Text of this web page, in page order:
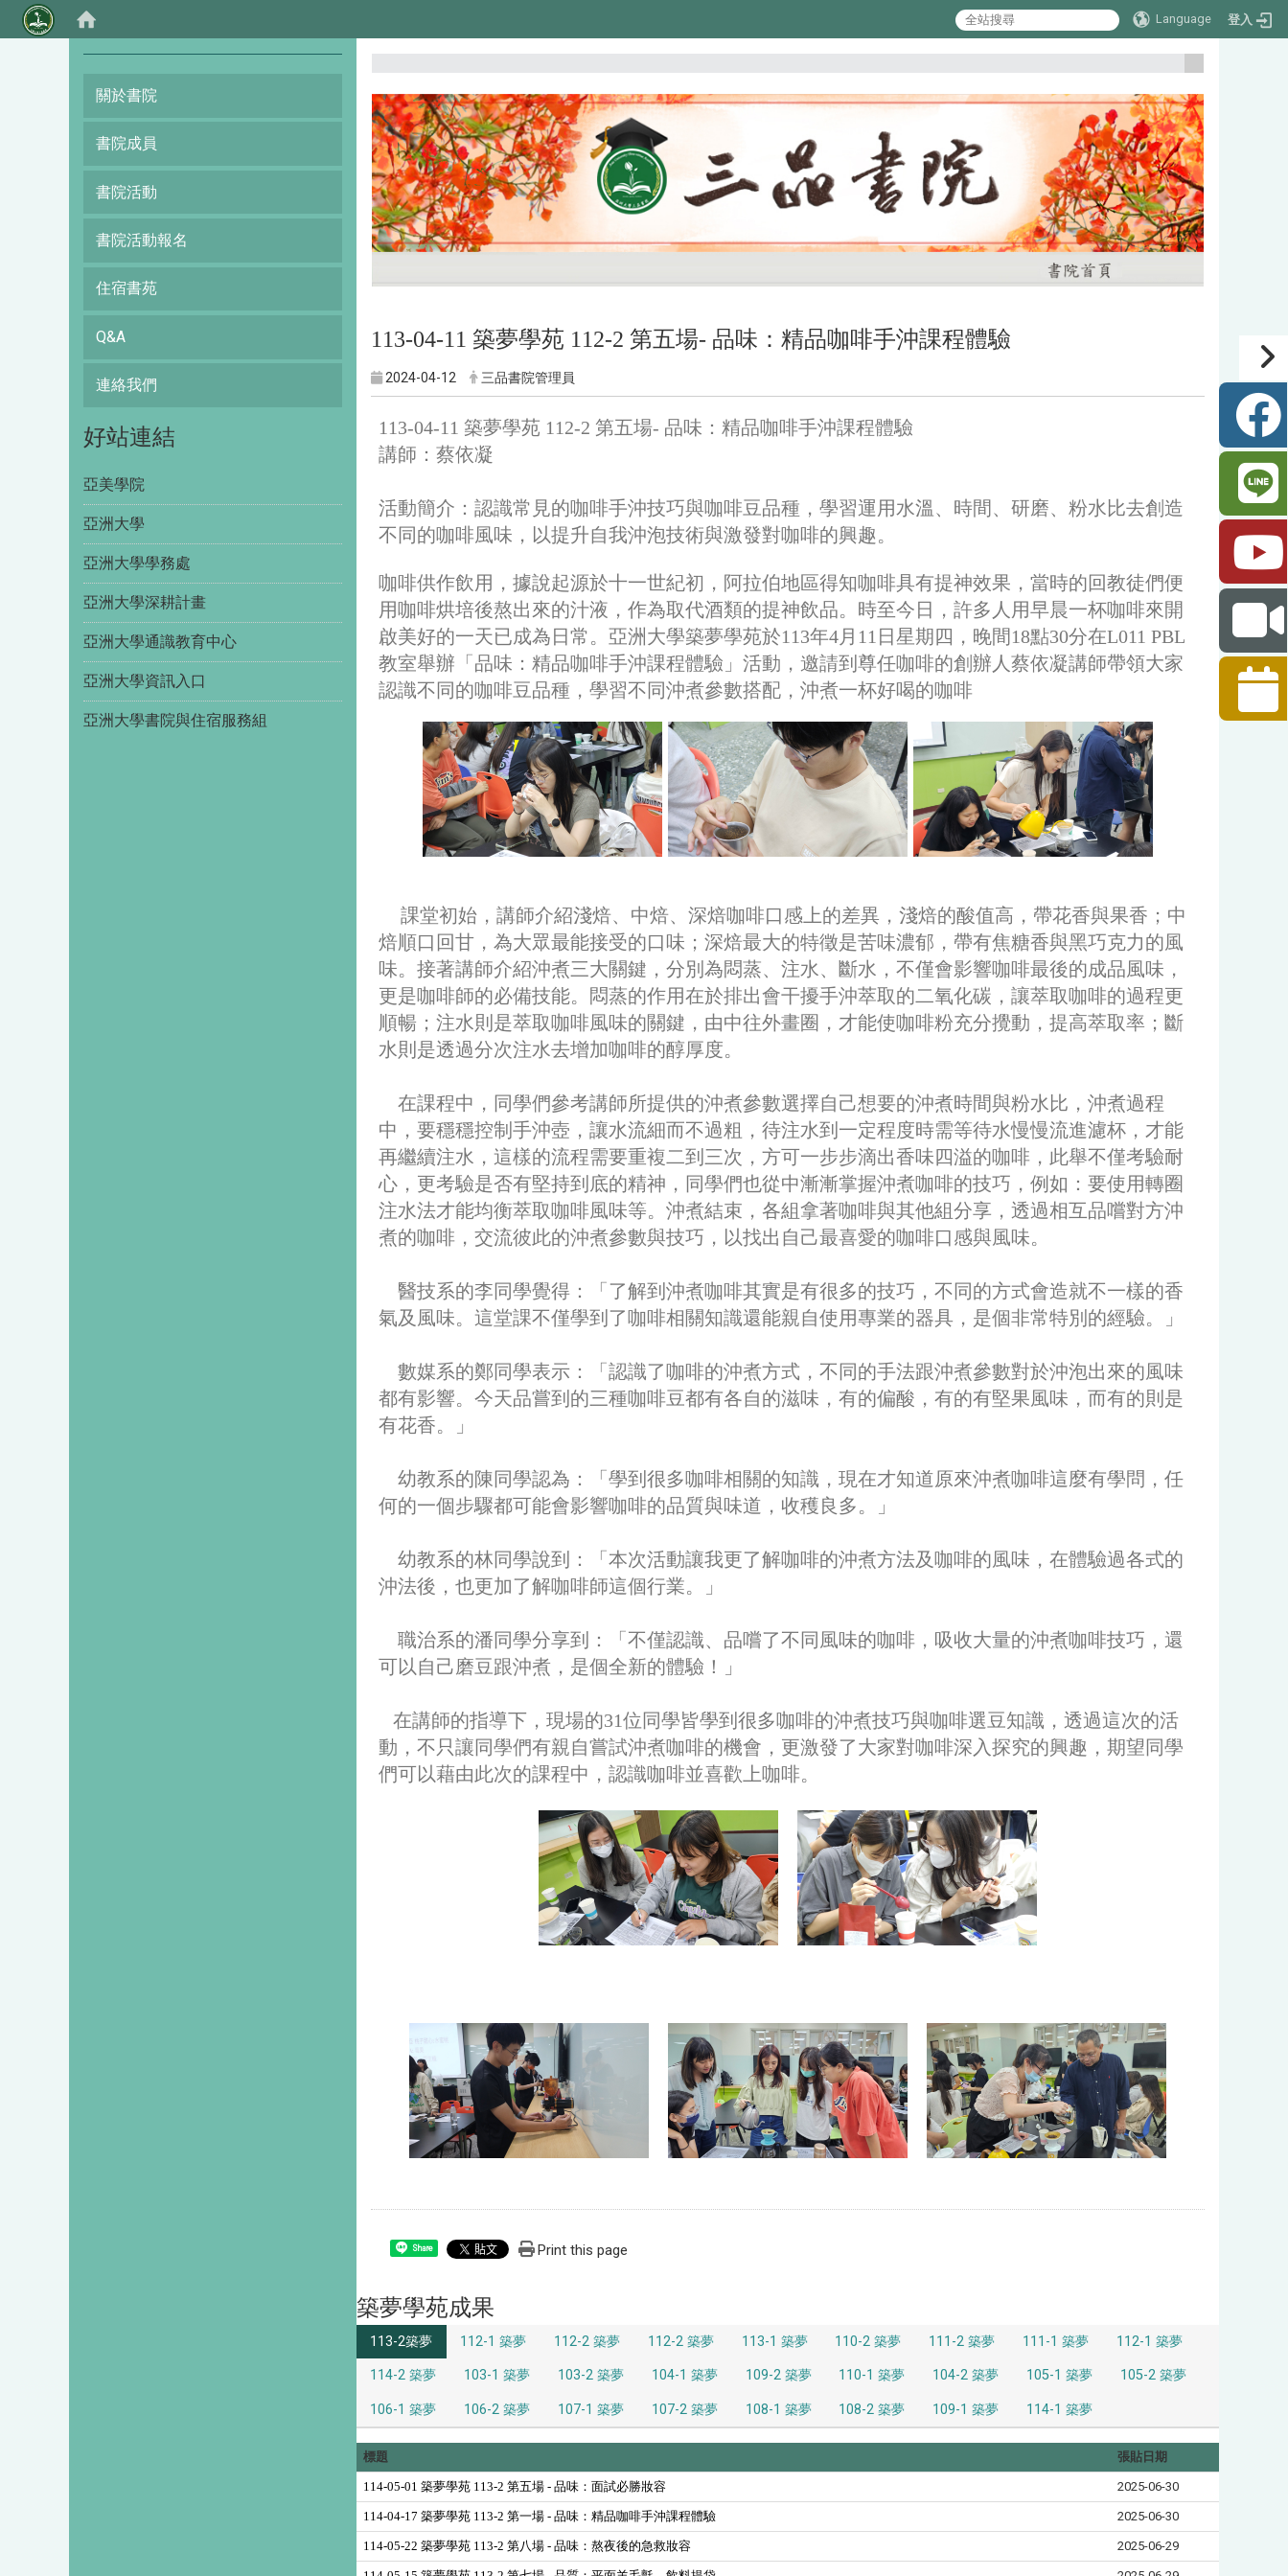
Language 登入
:::
關於書院
書院成員
書院活動
書院活動報名
住宿書苑
Q&A
連絡我們
好站連結
亞美學院
亞洲大學
亞洲大學學務處
亞洲大學深耕計畫
亞洲大學通識教育中心
亞洲大學資訊入口
亞洲大學書院與住宿服務組
113-04-11 築夢學苑 112-2 第五場- 品味：精品咖啡手沖課程體驗
2024-04-12 三品書院管理員
113-04-11 築夢學苑 112-2 第五場- 品味：精品咖啡手沖課程體驗
講師：蔡依凝
活動簡介： 認識常見的咖啡手沖技巧與咖啡豆品種，學習運用水溫、時間、研磨、粉水比去創造
不同的咖啡風味，以提升自我沖泡技術與激發對咖啡的興趣。
咖啡供作飲用，據說起源於十一世紀初，阿拉伯地區得知咖啡具有提神效果，當時的回教徒們便
用咖啡烘培後熬出來的汁液，作為取代酒類的提神飲品。時至今日，許多人用早晨一杯咖啡來開
啟美好的一天已成為日常。亞洲大學築夢學苑於113年4月11日星期四，晚間18點30分在L011 PBL
教室舉辦「品味：精品咖啡手沖課程體驗」活動，邀請到尊任咖啡的創辦人蔡依凝講師帶領大家
認識不同的咖啡豆品種，學習不同沖煮參數搭配，沖煮一杯好喝的咖啡
課堂初始，講師介紹淺焙、中焙、深焙咖啡口感上的差異，淺焙的酸值高，帶花香與果香；中
焙順口回甘，為大眾最能接受的口味；深焙最大的特徵是苦味濃郁，帶有焦糖香與黑巧克力的風
味。接著講師介紹沖煮三大關鍵，分別為悶蒸、注水、斷水，不僅會影響咖啡最後的成品風味，
更是咖啡師的必備技能。悶蒸的作用在於排出會干擾手沖萃取的二氧化碳，讓萃取咖啡的過程更
順暢；注水則是萃取咖啡風味的關鍵，由中往外畫圈，才能使咖啡粉充分攪動，提高萃取率；斷
水則是透過分次注水去增加咖啡的醇厚度。
在課程中，同學們參考講師所提供的沖煮參數選擇自己想要的沖煮時間與粉水比，沖煮過程
中，要穩穩控制手沖壺，讓水流細而不過粗，待注水到一定程度時需等待水慢慢流進濾杯，才能
再繼續注水，這樣的流程需要重複二到三次，方可一步步滴出香味四溢的咖啡，此舉不僅考驗耐
心，更考驗是否有堅持到底的精神，同學們也從中漸漸掌握沖煮咖啡的技巧，例如：要使用轉圈
注水法才能均衡萃取咖啡風味等。沖煮結束，各組拿著咖啡與其他組分享，透過相互品嚐對方沖
煮的咖啡，交流彼此的沖煮參數與技巧，以找出自己最喜愛的咖啡口感與風味。
醫技系的李同學覺得：「了解到沖煮咖啡其實是有很多的技巧，不同的方式會造就不一樣的香
氣及風味。這堂課不僅學到了咖啡相關知識還能親自使用專業的器具，是個非常特別的經驗。」
數媒系的鄭同學表示：「認識了咖啡的沖煮方式，不同的手法跟沖煮參數對於沖泡出來的風味
都有影響。今天品嘗到的三種咖啡豆都有各自的滋味，有的偏酸，有的有堅果風味，而有的則是
有花香。」
幼教系的陳同學認為：「學到很多咖啡相關的知識，現在才知道原來沖煮咖啡這麼有學問，任
何的一個步驟都可能會影響咖啡的品質與味道，收穫良多。」
幼教系的林同學說到：「本次活動讓我更了解咖啡的沖煮方法及咖啡的風味，在體驗過各式的
沖法後，也更加了解咖啡師這個行業。」
職治系的潘同學分享到：「不僅認識、品嚐了不同風味的咖啡，吸收大量的沖煮咖啡技巧，還
可以自己磨豆跟沖煮，是個全新的體驗！」
在講師的指導下，現場的31位同學皆學到很多咖啡的沖煮技巧與咖啡選豆知識，透過這次的活
動，不只讓同學們有親自嘗試沖煮咖啡的機會，更激發了大家對咖啡深入探究的興趣，期望同學
們可以藉由此次的課程中，認識咖啡並喜歡上咖啡。
Share Print this page
築夢學苑成果
113-2築夢 112-1 築夢 112-2 築夢 112-2 築夢 113-1 築夢 110-2 築夢 111-2 築夢 111-1 築夢 112-1 築夢
114-2 築夢 103-1 築夢 103-2 築夢 104-1 築夢 109-2 築夢 110-1 築夢 104-2 築夢 105-1 築夢 105-2 築夢
106-1 築夢 106-2 築夢 107-1 築夢 107-2 築夢 108-1 築夢 108-2 築夢 109-1 築夢 114-1 築夢
標題 張貼日期
114-05-01 築夢學苑 113-2 第五場 - 品味：面試必勝妝容 2025-06-30
114-04-17 築夢學苑 113-2 第一場 - 品味：精品咖啡手沖課程體驗 2025-06-30
114-05-22 築夢學苑 113-2 第八場 - 品味：熬夜後的急救妝容 2025-06-29